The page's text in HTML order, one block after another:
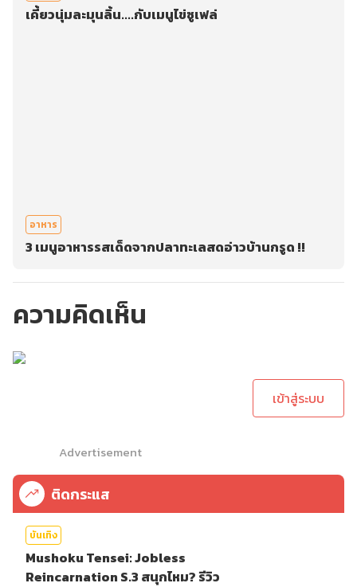
เคี้ยวนุ่มละมุนลิ้น....กับเมนูไข่ซูเฟล่
อาหาร
3 เมนูอาหารรสเด็ดจากปลาทะเลสดอ่าวบ้านกรูด !!
ความคิดเห็น
เข้าสู่ระบบ
Advertisement
ติดกระแส
บันเทิง
Mushoku Tensei: Jobless
Reincarnation S.3 สนุกไหม? รีวิว